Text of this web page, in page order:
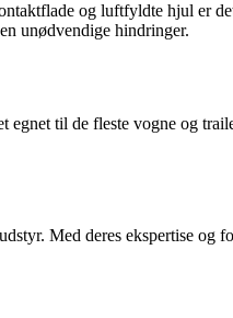
og luftfyldte hjul er
unødvendige hindringer.
til de fleste vogne og
Med deres ekspertise